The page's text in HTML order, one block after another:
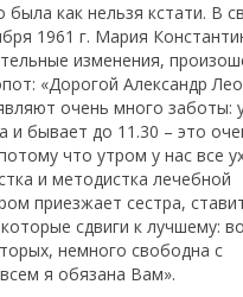
была как нельзя кстати. В
1961 г. Мария
изменения,
«Дорогой Александр
очень много заботы:
и бывает до 11.30 – это
что утром у нас все
и методистка лечебной
приезжает сестра,
сдвиги к лучшему:
немного свободна с
я обязана Вам».